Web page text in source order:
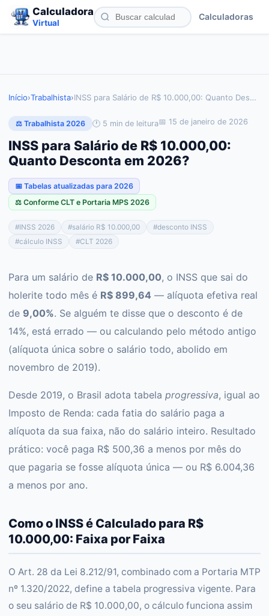
Calculadora
Virtual
Calculadoras
Início›Trabalhista›INSS para Salário de R$ 10.000,00: Quanto Des…
⚖️ Trabalhista 2026 🕐 5 min de leitura📅 15 de janeiro de 2026
INSS para Salário de R$ 10.000,00:
Quanto Desconta em 2026?
📅 Tabelas atualizadas para 2026
⚖️ Conforme CLT e Portaria MPS 2026
#INSS 2026 #salário R$ 10.000,00 #desconto INSS
#cálculo INSS #CLT 2026
Para um salário de R$ 10.000,00, o INSS que sai do
holerite todo mês é R$ 899,64 — alíquota efetiva real
de 9,00%. Se alguém te disse que o desconto é de
14%, está errado — ou calculando pelo método antigo
(alíquota única sobre o salário todo, abolido em
novembro de 2019).
Desde 2019, o Brasil adota tabela progressiva, igual ao
Imposto de Renda: cada fatia do salário paga a
alíquota da sua faixa, não do salário inteiro. Resultado
prático: você paga R$ 500,36 a menos por mês do
que pagaria se fosse alíquota única — ou R$ 6.004,36
a menos por ano.
Como o INSS é Calculado para R$
10.000,00: Faixa por Faixa
O Art. 28 da Lei 8.212/91, combinado com a Portaria MTP
nº 1.320/2022, define a tabela progressiva vigente. Para
o seu salário de R$ 10.000,00, o cálculo funciona assim